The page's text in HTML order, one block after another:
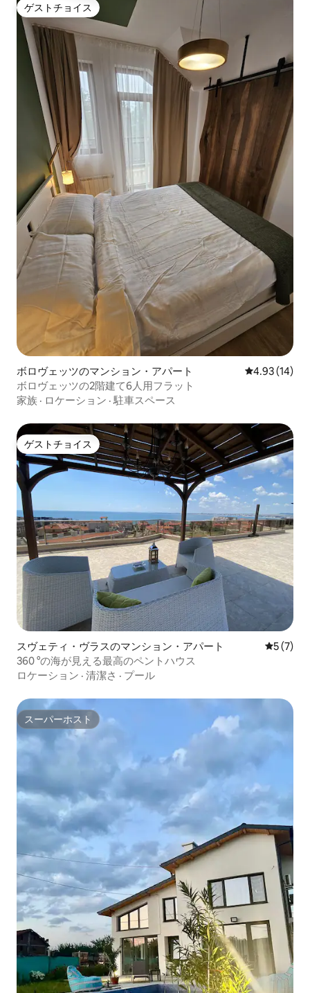
ゲストチョイス
ゲストチョイス
ボロヴェッツのマンション・アパート レビュー14
4.93 (14)
ボロヴェッツの2階建て6人用フラット
家族 · ロケーション ·駐車スペース
ゲストチョイス
ゲストチョイス
スヴェティ・ヴラスのマンション・アパート レビュー
5 (7)
360 °の海が見える最高のペントハウス
ロケーション · 清潔さ · プール
スーパーホスト
スーパーホスト